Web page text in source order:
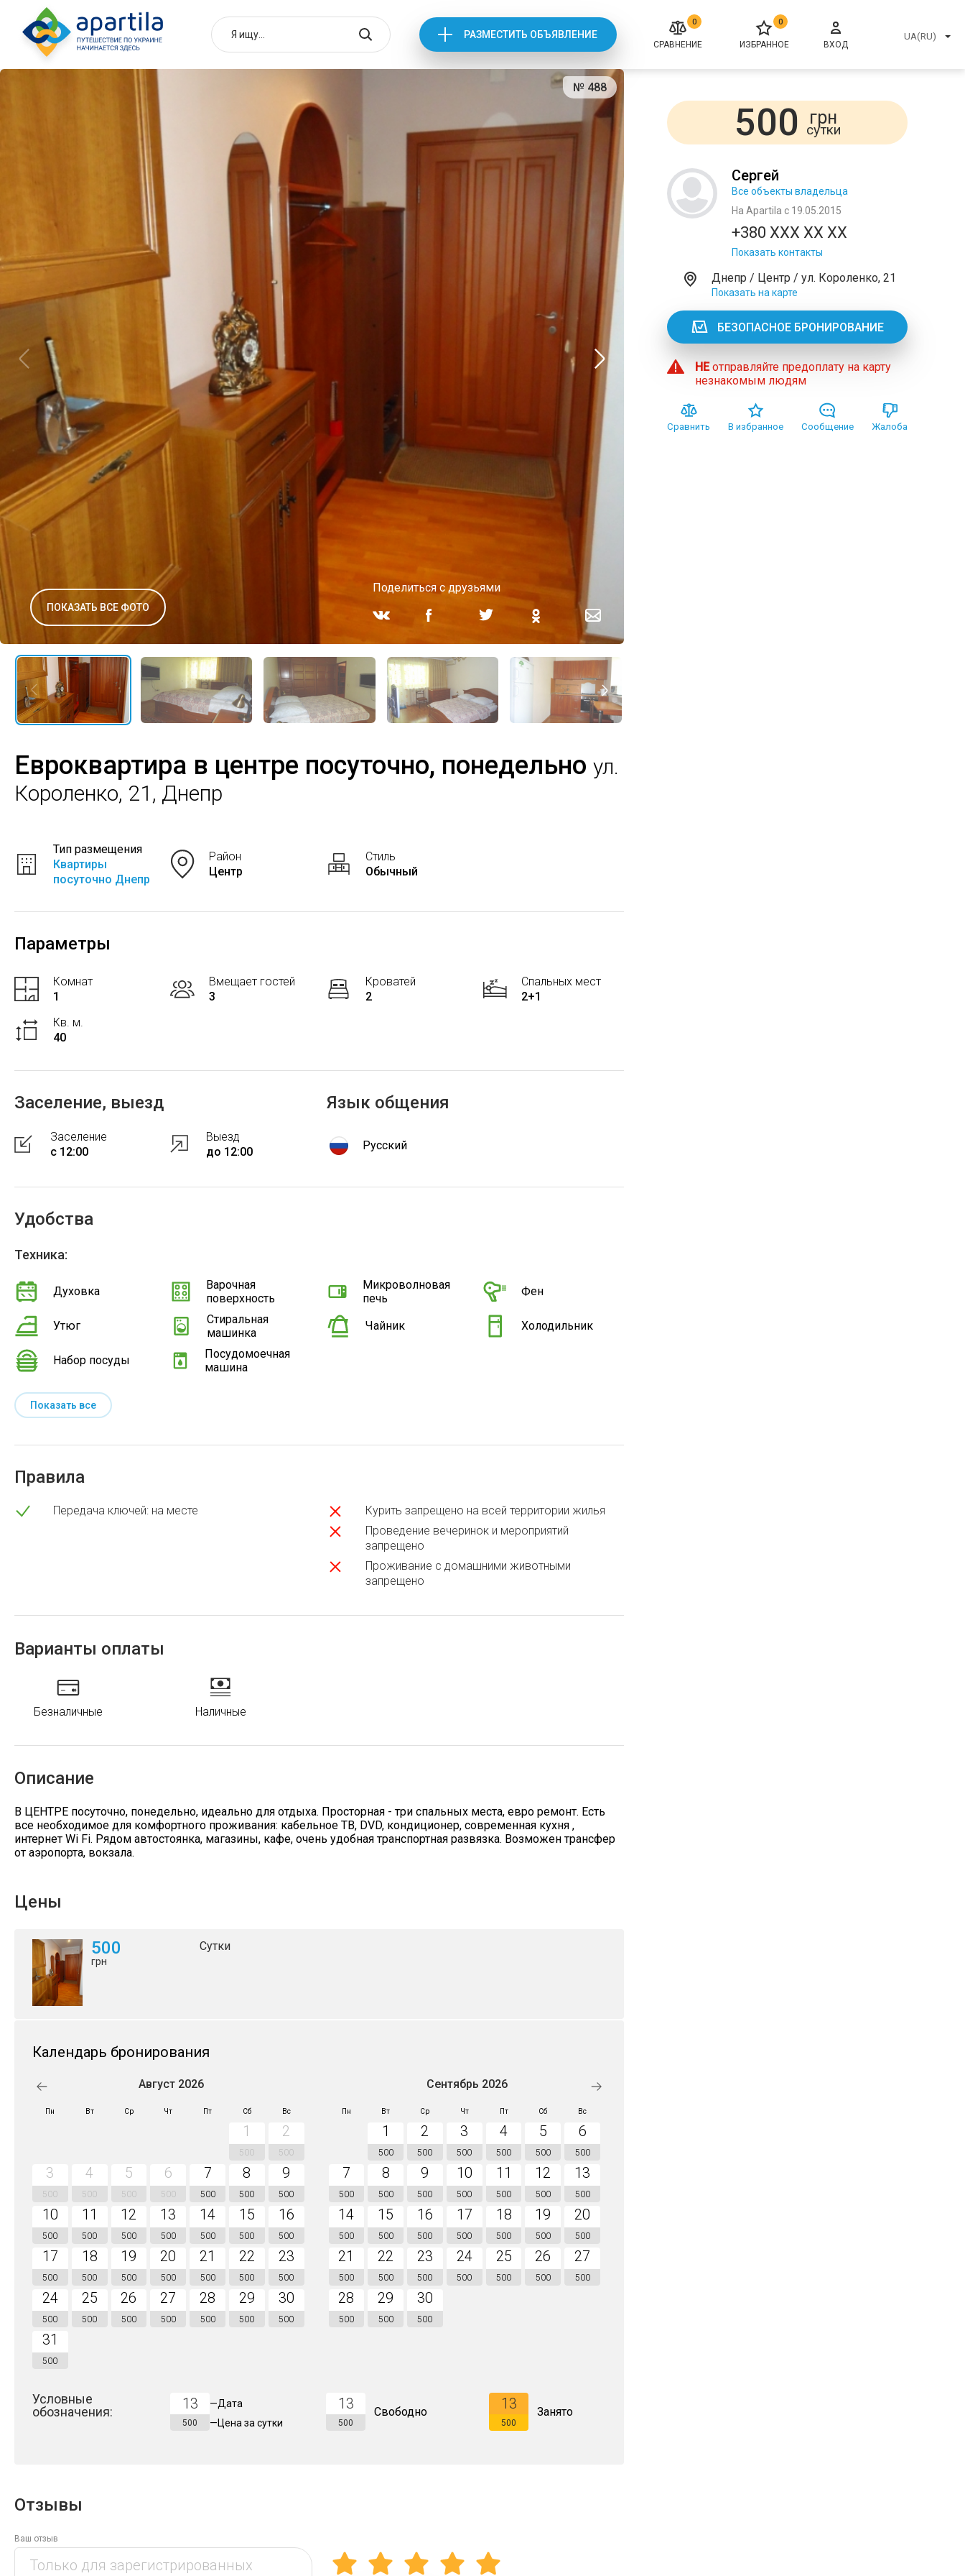
РАЗМЕСТИТЬ ОБЪЯВЛЕНИЕ
0
СРАВНЕНИЕ
0
ИЗБРАННОЕ ВХОД
UA(RU)
№ 488
ПОКАЗАТЬ ВСЕ ФОТО
Поделиться с друзьями
Евроквартира в центре посуточно, понедельно ул.
Короленко, 21, Днепр
Тип размещения
Квартиры
посуточно Днепр
Район
Центр
Стиль
Обычный
Параметры
Комнат
1
Вмещает гостей
3
Кроватей
2
Спальных мест
2+1
Кв. м.
40
Заселение, выезд
Заселение
с 12:00
Выезд
до 12:00
Язык общения
Русский
Удобства
Техника:
Духовка
Варочная
поверхность
Микроволновая
печь
Фен
Утюг
Стиральная
машинка
Чайник Холодильник
Набор посуды
Посудомоечная
машина
Показать все
Правила
Передача ключей: на месте
Курить запрещено на всей территории жилья
Проведение вечеринок и мероприятий
запрещено
Проживание с домашними животными
запрещено
Варианты оплаты
Безналичные Наличные
Описание
B ЦЕНТРЕ посуточно, понедельно, идеально для отдыха. Просторная - три спальных места, евро ремонт. Есть
все необходимое для комфортного проживания: кабельное ТВ, DVD, кондиционер, современная кухня ,
интернет Wi Fi. Рядом автостоянка, магазины, кафе, очень удобная транспортная развязка. Возможен трансфер
от аэропорта, вокзала.
Цены
500
грн
Сутки
Календарь бронирования
Август 2026
Пн Вт Ср Чт Пт Сб Вс
1
500
2
500
3
500
4
500
5
500
6
500
7
500
8
500
9
500
10
500
11
500
12
500
13
500
14
500
15
500
16
500
17
500
18
500
19
500
20
500
21
500
22
500
23
500
24
500
25
500
26
500
27
500
28
500
29
500
30
500
31
500
Сентябрь 2026
Пн Вт Ср Чт Пт Сб Вс
1
500
2
500
3
500
4
500
5
500
6
500
7
500
8
500
9
500
10
500
11
500
12
500
13
500
14
500
15
500
16
500
17
500
18
500
19
500
20
500
21
500
22
500
23
500
24
500
25
500
26
500
27
500
28
500
29
500
30
500
Условные
обозначения:
13
500
—Дата
—Цена за сутки
13
500
Свободно 13
500
Занято
Отзывы
Ваш отзыв
500 грн
сутки
Сергей
Все объекты владельца
На Apartila с 19.05.2015
+380 XXX XX XX
Показать контакты
Днепр / Центр / ул. Короленко, 21
Показать на карте
БЕЗОПАСНОЕ БРОНИРОВАНИЕ
НЕотправляйте предоплату на карту
незнакомым людям
Сравнить В избранное Сообщение Жалоба